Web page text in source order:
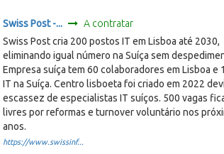
Swiss Post -...
A contratar
Swiss Post cria 200 postos IT em Lisboa até 2030,
eliminando igual número na Suíça sem
Empresa suíça tem 60 colaboradores em Lisboa e
IT na Suíça. Centro lisboeta foi criado em 2022
escassez de especialistas IT suíços. 500 vagas
livres por reformas e turnover voluntário nos
anos.
https://www.swissinf...